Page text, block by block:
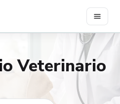
Veterinario